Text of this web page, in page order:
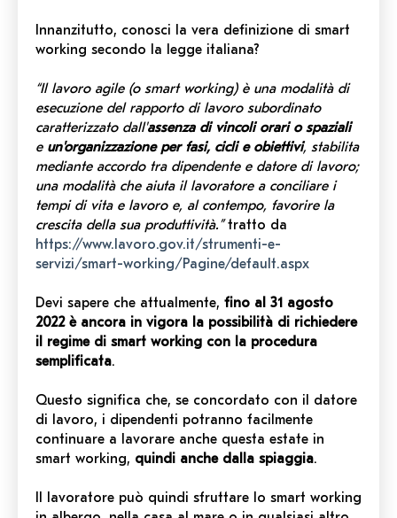
Innanzitutto, conosci la vera definizione di smart
working secondo la legge italiana?
“Il lavoro agile (o smart working) è una modalità di
esecuzione del rapporto di lavoro subordinato
caratterizzato dall'assenza di vincoli orari o spaziali
e un'organizzazione per fasi, cicli e obiettivi, stabilita
mediante accordo tra dipendente e datore di lavoro;
una modalità che aiuta il lavoratore a conciliare i
tempi di vita e lavoro e, al contempo, favorire la
crescita della sua produttività.”tratto da
https://www.lavoro.gov.it/strumenti-e-
servizi/smart-working/Pagine/default.aspx
Devi sapere che attualmente, fino al 31 agosto
2022 è ancora in vigora la possibilità di richiedere
il regime di smart working con la procedura
semplificata.
Questo significa che, se concordato con il datore
di lavoro, i dipendenti potranno facilmente
continuare a lavorare anche questa estate in
smart working, quindi anche dalla spiaggia.
Il lavoratore può quindi sfruttare lo smart working